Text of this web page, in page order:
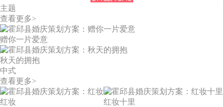
主题
查看更多>
赠你一片爱意
秋天的拥抱
中式
查看更多>
红妆 红妆十里